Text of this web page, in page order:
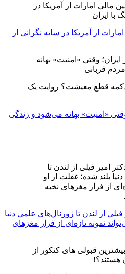
از آمریکا در سایه نگرانی از
دکمه قطع معیشت؟ روایت یک
«امنیت» بهانه می‌شود و زندگی
از لندن تا ژورنال‌های علمی دنیا
نمونه تازه‌ای از فرار مغزهای